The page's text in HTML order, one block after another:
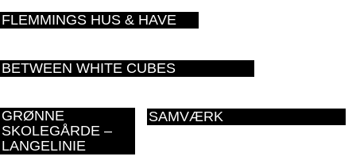
FLEMMINGS HUS & HAVE
BETWEEN WHITE CUBES
GRØNNE
SKOLEGÅRDE –
LANGELINIE
SAMVÆRK